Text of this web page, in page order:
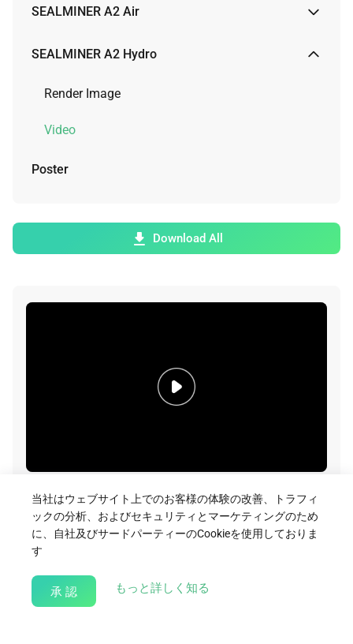
Render Image
SEALMINER A2 Air
Render Image
Physical Image
Video
SEALMINER A2 Hydro
Render Image
Video
Poster
Download All
A2 Hydro Video
Download
当社はウェブサイト上でのお客様の体験の改善、トラフィ
ックの分析、およびセキュリティとマーケティングのため
に、自社及びサードパーティーのCookieを使用しておりま
す
承 認 もっと詳しく知る